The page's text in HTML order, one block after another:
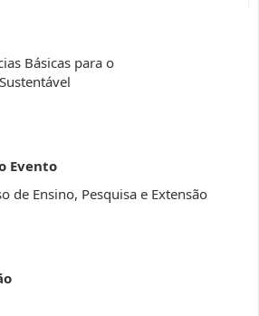
Básicas para o
Evento
de Ensino, Pesquisa e Extensão